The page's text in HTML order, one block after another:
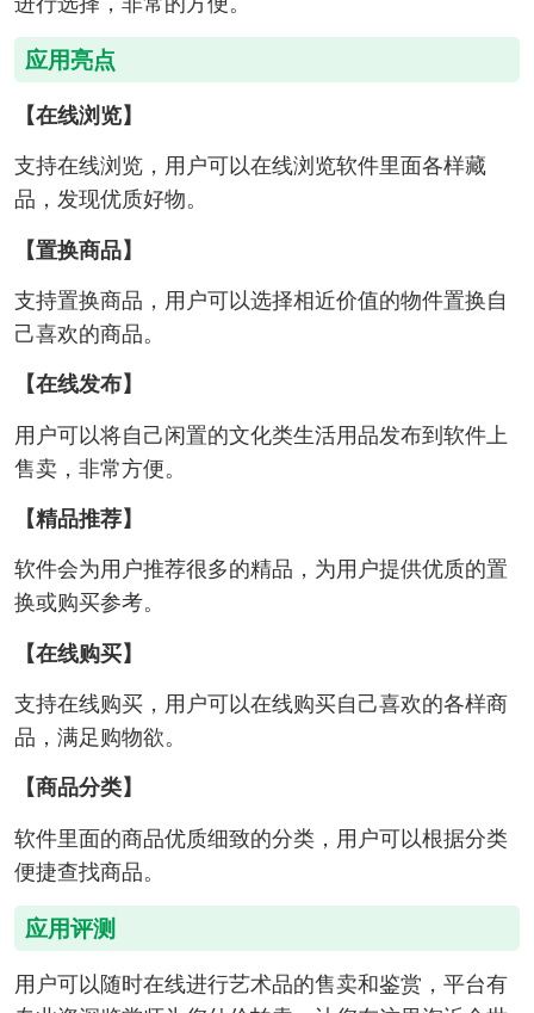
应用亮点
【在线浏览】
支持在线浏览，用户可以在线浏览软件里面各样藏
品，发现优质好物。
【置换商品】
支持置换商品，用户可以选择相近价值的物件置换自
己喜欢的商品。
【在线发布】
用户可以将自己闲置的文化类生活用品发布到软件上
售卖，非常方便。
【精品推荐】
软件会为用户推荐很多的精品，为用户提供优质的置
换或购买参考。
【在线购买】
支持在线购买，用户可以在线购买自己喜欢的各样商
品，满足购物欲。
【商品分类】
软件里面的商品优质细致的分类，用户可以根据分类
便捷查找商品。
应用评测
用户可以随时在线进行艺术品的售卖和鉴赏，平台有